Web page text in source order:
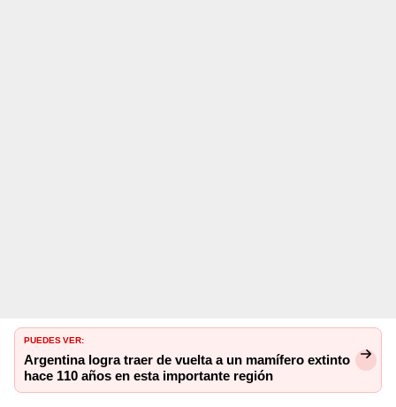
PUEDES VER:
Argentina logra traer de vuelta a un mamífero extinto
hace 110 años en esta importante región